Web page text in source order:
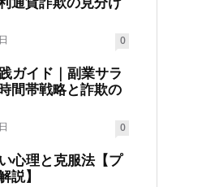
0
ガイド｜副業サラ
間帯戦略と詐欺の
0
心理と克服法【プ
説】